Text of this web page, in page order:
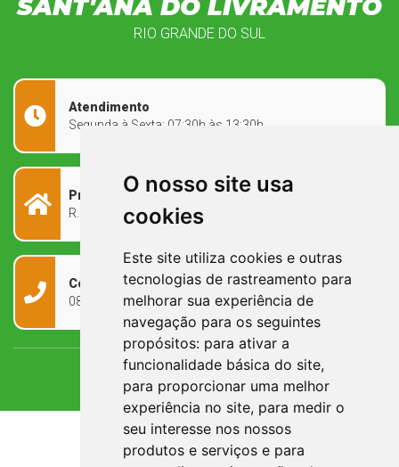
O nosso site usa
cookies
Este site utiliza cookies e outras
tecnologias de rastreamento para
melhorar sua experiência de
navegação para os seguintes
propósitos: para ativar a
funcionalidade básica do site,
para proporcionar uma melhor
experiência no site, para medir o
seu interesse nos nossos
produtos e serviços e para
SANT'ANA DO LIVRAMENTO
RIO GRANDE DO SUL
Atendimento
Segunda à Sexta: 07:30h às 13:30h
Prefeitura Municipal
R. Rivadávia Corrêa, 858 - Centro - RS, 97573-010
Contato
0800 090 2050